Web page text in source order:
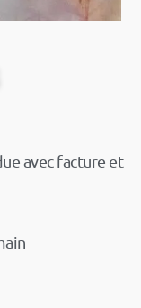
avec facture et